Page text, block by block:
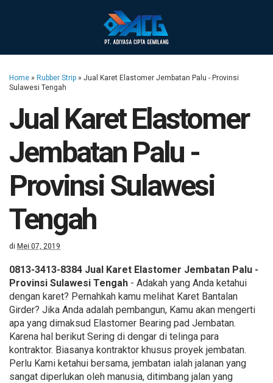
Home » Rubber Strip » Jual Karet Elastomer Jembatan Palu - Provinsi
Sulawesi Tengah
Jual Karet Elastomer
Jembatan Palu -
Provinsi Sulawesi
Tengah
di Mei 07, 2019
0813-3413-8384 Jual Karet Elastomer Jembatan Palu -
Provinsi Sulawesi Tengah - Adakah yang Anda ketahui
dengan karet? Pernahkah kamu melihat Karet Bantalan
Girder? Jika Anda adalah pembangun, Kamu akan mengerti
apa yang dimaksud Elastomer Bearing pad Jembatan.
Karena hal berikut Sering di dengar di telinga para
kontraktor. Biasanya kontraktor khusus proyek jembatan.
Perlu Kami ketahui bersama, jembatan ialah jalanan yang
sangat diperlukan oleh manusia, ditimbang jalan yang